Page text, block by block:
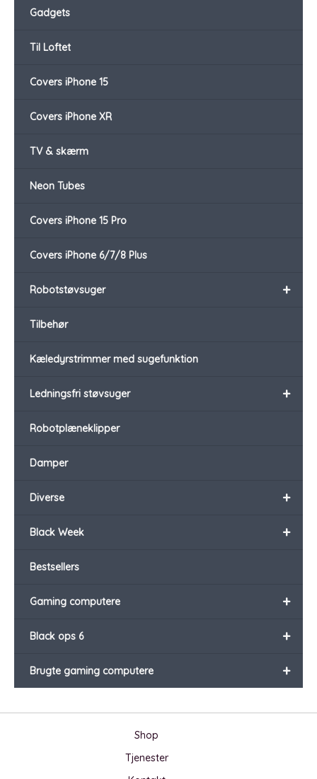
Gadgets
Til Loftet
Covers iPhone 15
Covers iPhone XR
TV & skærm
Neon Tubes
Covers iPhone 15 Pro
Covers iPhone 6/7/8 Plus
+
Robotstøvsuger
Tilbehør
Kæledyrstrimmer med sugefunktion
+
Ledningsfri støvsuger
Robotplæneklipper
Damper
+
Diverse
+
Black Week
Bestsellers
+
Gaming computere
+
Black ops 6
+
Brugte gaming computere
Shop
Tjenester